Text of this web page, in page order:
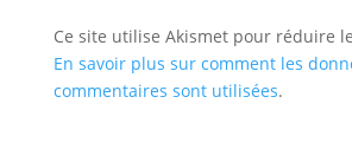
Ce site utilise Akismet pour réduire
En savoir plus sur comment les
commentaires sont utilisées.